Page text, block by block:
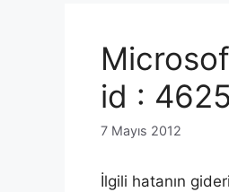
id :
7 Mayıs 2012
İlgili hatanın